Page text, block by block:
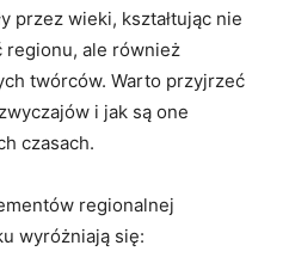
przez wieki, kształtując nie
regionu, ale również
twórców. Warto przyjrzeć
i jak są one
czasach.
regionalnej
wyróżniają się: